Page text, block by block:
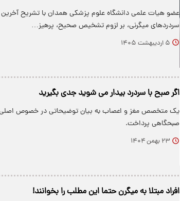
عضو هیات علمی دانشگاه علوم پزشکی همدان با تشریح آخرین
سردردهای میگرنی، بر لزوم تشخیص صحیح، پرهیز…
۵ اردیبهشت ۱۴۰۵
اگر صبح با سردرد بیدار می شوید جدی بگیرید
یک متخصص مغز و اعصاب به بیان توضیحاتی در خصوص
صبحگاهی پرداخت.
۲۳ بهمن ۱۴۰۴
افراد مبتلا به میگرن حتما این مطلب را بخوانند!